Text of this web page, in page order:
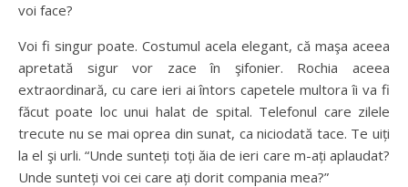
voi face?
Voi fi singur poate. Costumul acela elegant, că maşa aceea
apretată sigur vor zace în şifonier. Rochia aceea
extraordinară, cu care ieri ai întors capetele multora îi va fi
făcut poate loc unui halat de spital. Telefonul care zilele
trecute nu se mai oprea din sunat, ca niciodată tace. Te uiți
la el şi urli. “Unde sunteți toți ăia de ieri care m-ați aplaudat?
Unde sunteți voi cei care ați dorit compania mea?”